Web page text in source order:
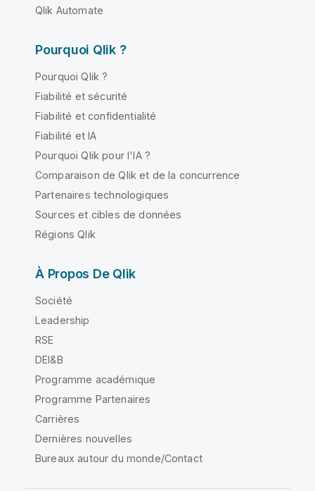
Qlik Automate
Pourquoi Qlik ?
Pourquoi Qlik ?
Fiabilité et sécurité
Fiabilité et confidentialité
Fiabilité et IA
Pourquoi Qlik pour l'IA ?
Comparaison de Qlik et de la concurrence
Partenaires technologiques
Sources et cibles de données
Régions Qlik
À Propos De Qlik
Société
Leadership
RSE
DEI&B
Programme académique
Programme Partenaires
Carrières
Dernières nouvelles
Bureaux autour du monde/Contact